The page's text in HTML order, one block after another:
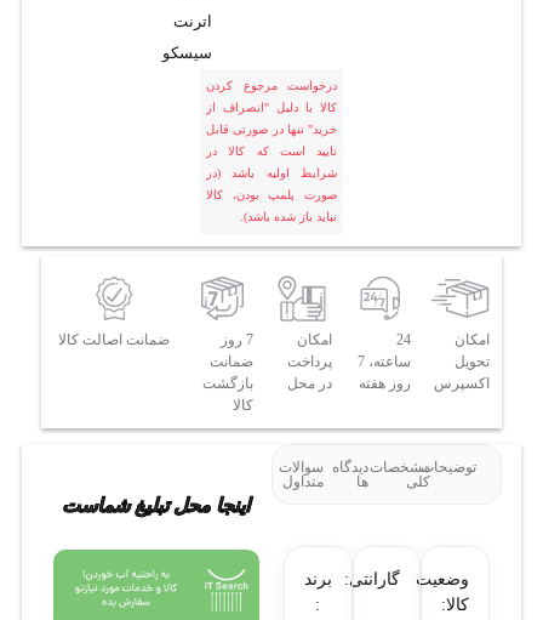
اترنت
سیسکو
درخواست مرجوع کردن
کالا با دلیل "انصراف از
خرید" تنها در صورتی قابل
تایید است که کالا در
شرایط اولیه باشد (در
صورت پلمپ بودن، کالا
نباید باز شده باشد).
امکان
تحویل
اکسپرس
24
ساعته، 7
روز هفته
امکان
پرداخت
در محل
7 روز
ضمانت
بازگشت
کالا
ضمانت اصالت کالا
توضیحاتمشخصات
کلی
دیدگاه
ها
سوالات
متداول
وضعیت
کالا:
گارانتی:
برند
:
اینجا محل تبلیغ شماست